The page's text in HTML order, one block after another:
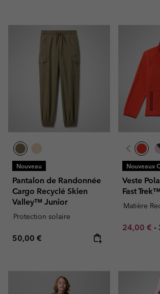
Nouveau
Pantalon de Randonnée
Cargo Recyclé Skien
Valley™ Junior
Protection solaire
Regular price:
50,00 €
Nouveaux
Veste
Fast
Matière
Minimum
24,00 € -